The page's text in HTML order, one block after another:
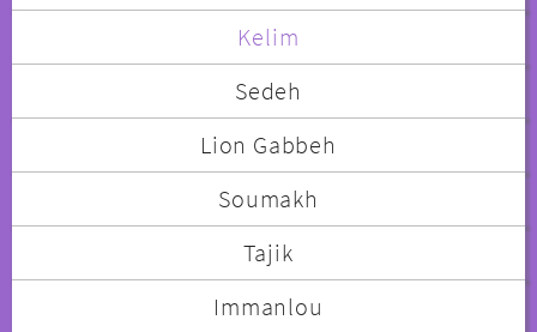
Kelim
Sedeh
Lion Gabbeh
Soumakh
Tajik
Immanlou